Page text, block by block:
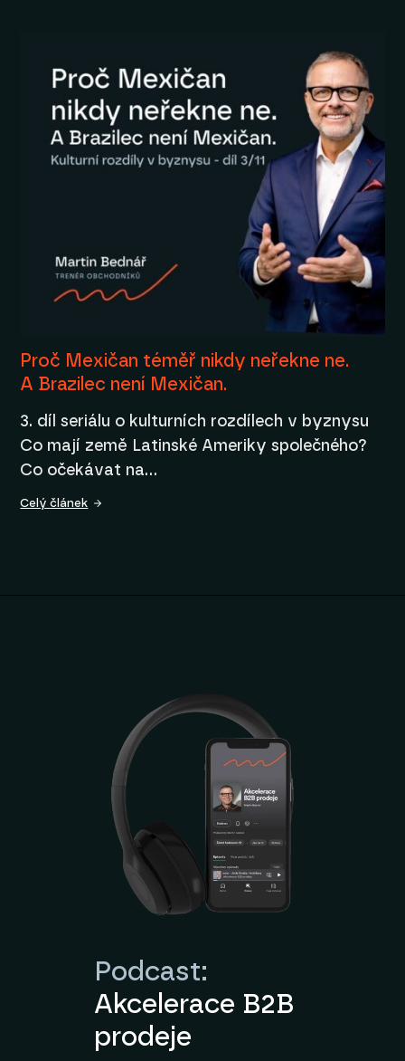
Proč Mexičan téměř nikdy neřekne ne.
A Brazilec není Mexičan.
3. díl seriálu o kulturních rozdílech v byznysu
Co mají země Latinské Ameriky společného?
Co očekávat na…
Celý článek
Podcast:
Akcelerace B2B
prodeje